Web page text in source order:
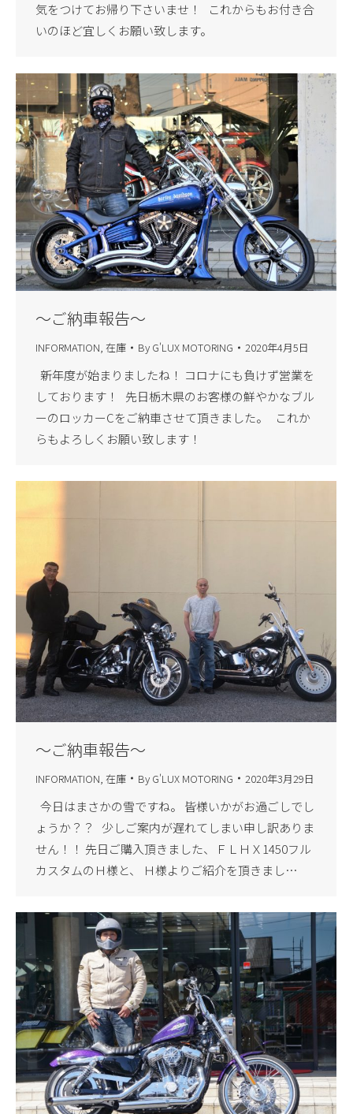
気をつけてお帰り下さいませ！ これからもお付き合
いのほど宜しくお願い致します。
～ご納車報告～
INFORMATION, 在庫 By G'LUX MOTORING 2020年4月5日
新年度が始まりましたね！ コロナにも負けず営業を
しております！ 先日栃木県のお客様の鮮やかなブル
ーのロッカーCをご納車させて頂きました。 これか
らもよろしくお願い致します！
～ご納車報告～
INFORMATION 在庫 By G'LUX MOTORING 2020年3月29日
今日はまさかの雪ですね。 皆様いかがお過ごしでし
ょうか？？ 少しご案内が遅れてしまい申し訳ありま
せん！！ 先日ご購入頂きました、ＦＬＨＸ1450フル
カスタムのＨ様と、 Ｈ様よりご紹介を頂きまし…